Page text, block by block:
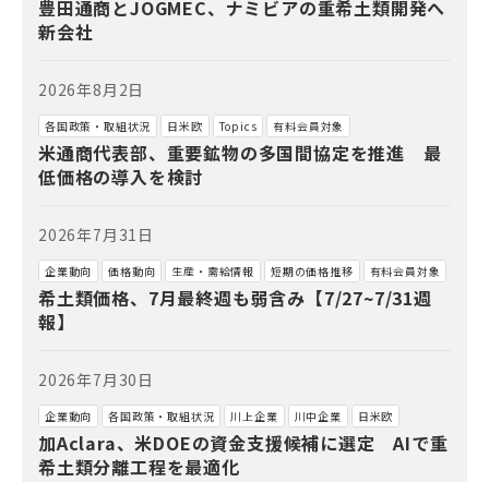
豊田通商とJOGMEC、ナミビアの重希土類開発へ
新会社
2026年8月2日
各国政策・取組状況 日米欧 Topics 有料会員対象
米通商代表部、重要鉱物の多国間協定を推進 最
低価格の導入を検討
2026年7月31日
企業動向 価格動向 生産・需給情報 短期の価格推移 有料会員対象
希土類価格、7月最終週も弱含み【7/27~7/31週
報】
2026年7月30日
企業動向 各国政策・取組状況 川上企業 川中企業 日米欧
加Aclara、米DOEの資金支援候補に選定 AIで重
希土類分離工程を最適化